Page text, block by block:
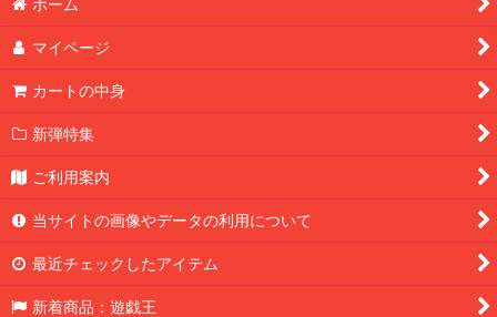
ホーム
マイページ
カートの中身
新弾特集
ご利用案内
当サイトの画像やデータの利用について
最近チェックしたアイテム
新着商品：遊戯王